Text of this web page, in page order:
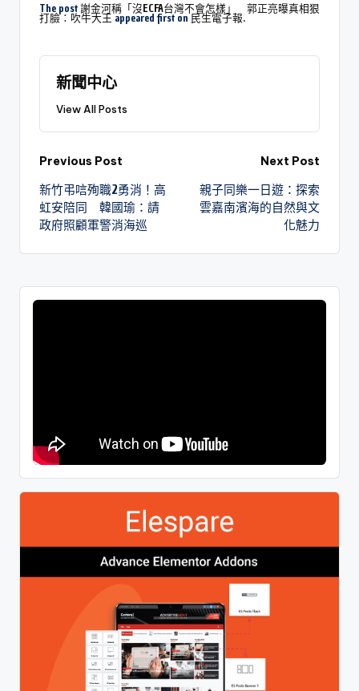
The post謝金河稱「沒ECFA台灣不會怎樣」 郭正亮曝真相狠
打臉：吹牛大王appeared first on民生電子報.
新聞中心
View All Posts
Previous Post
新竹弔唁殉職2勇消！高
虹安陪同 韓國瑜：請
政府照顧軍警消海巡
Next Post
親子同樂一日遊：探索
雲嘉南濱海的自然與文
化魅力